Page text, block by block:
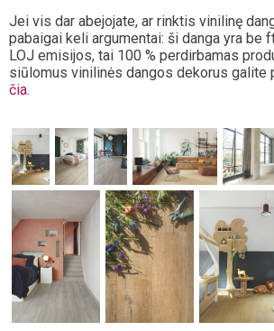
Jei vis dar abejojate, ar rinktis vinilinę
pabaigai keli argumentai: ši danga yra be
LOJ emisijos, tai 100 % perdirbamas
siūlomus vinilinės dangos dekorus galite
čia.